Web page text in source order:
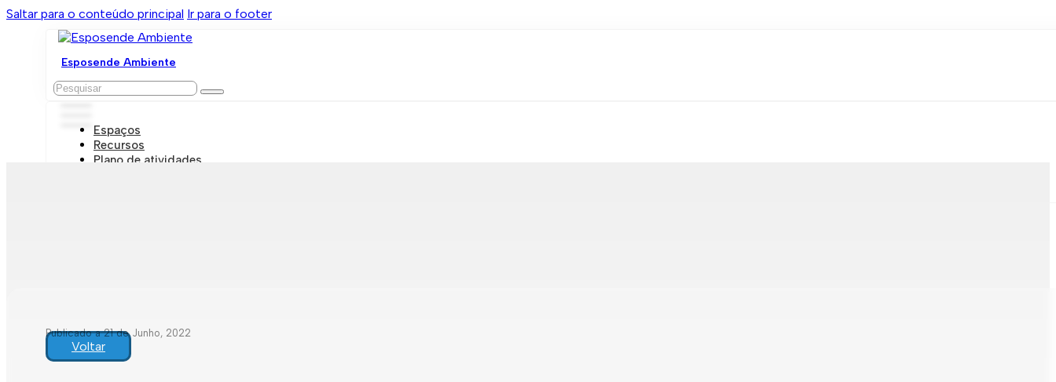
Saltar para o conteúdo principal Ir para o footer
Esposende Ambiente
Pesquisar
Espaços
Recursos
Plano de atividades
Publicado a 21 de Junho, 2022
Voltar